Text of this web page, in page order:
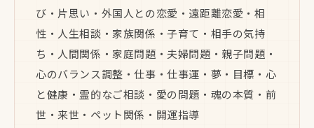
び・片思い・外国人との恋愛・遠距離恋愛・相
性・人生相談・家族関係・子育て・相手の気持
ち・人間関係・家庭問題・夫婦問題・親子問題・
心のバランス調整・仕事・仕事運・夢・目標・心
と健康・霊的なご相談・愛の問題・魂の本質・前
世・来世・ペット関係・開運指導